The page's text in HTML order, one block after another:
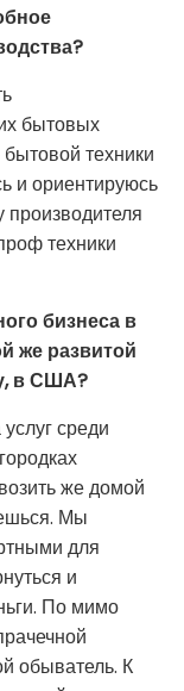
бытовых
техники
и ориентируюсь
производителя
техники
бизнеса в
же развитой
в США?
среди
же домой
Мы
для
и
По мимо
обыватель. К